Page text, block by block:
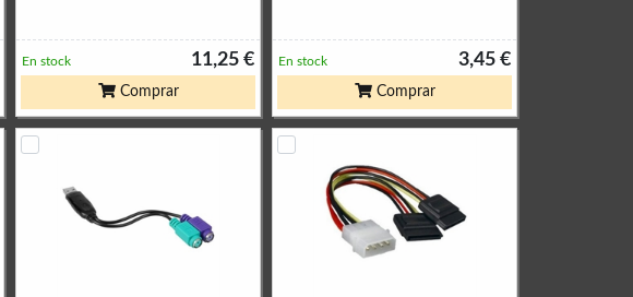
11,25 €
En stock
Comprar
3,45 €
En stock
Comprar